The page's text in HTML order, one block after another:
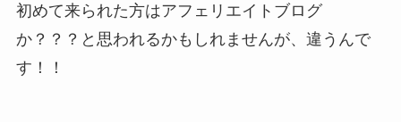
初めて来られた方はアフェリエイトブログ
か？？？と思われるかもしれませんが、違うんで
す！！